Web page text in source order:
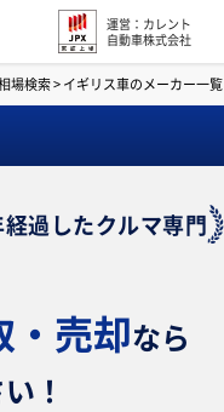
運営：カレント
自動車株式会社
場検索>イギリス車のメーカー一覧
過したクルマ専門
・売却なら
！